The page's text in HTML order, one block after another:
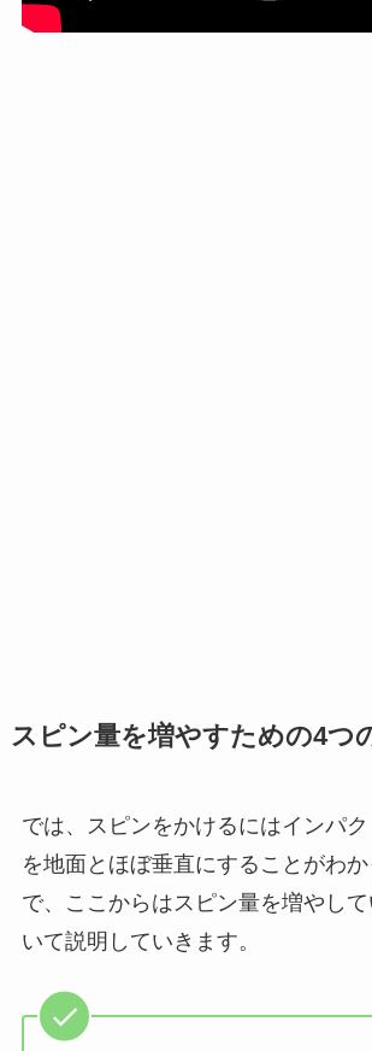
スピン量を増やすための4つ
では、スピンをかけるにはインパ
を地面とほぼ垂直にすることがわ
で、ここからはスピン量を増やし
いて説明していきます。